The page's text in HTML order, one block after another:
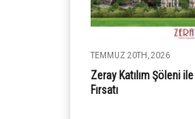
TEMMUZ 20TH, 2026
Zeray Katılım Şöleni
Fırsatı